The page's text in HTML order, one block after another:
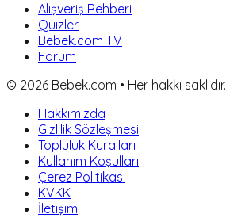
Alışveriş Rehberi
Quizler
Bebek.com TV
Forum
© 2026 Bebek.com • Her hakkı saklıdır.
Hakkımızda
Gizlilik Sözleşmesi
Topluluk Kuralları
Kullanım Koşulları
Çerez Politikası
KVKK
İletişim